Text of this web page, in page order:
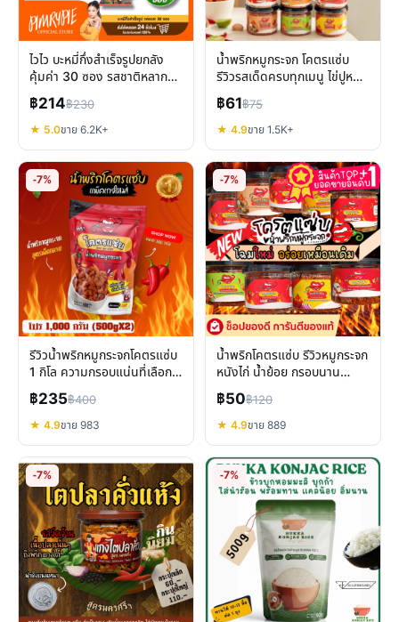
ไวไว บะหมี่กึ่งสำเร็จรูปยกลัง
คุ้มค่า 30 ซอง รสชาติหลาก
หลาย ตอบโจทย์ทุกมื้อ
฿214฿230
★ 5.0ขาย 6.2K+
น้ำพริกหมูกระจก โคตรแซ่บ
รีวิวรสเด็ดครบทุกเมนู ไข่ปูหนัง
ไก่กรอบ
฿61฿75
★ 4.9ขาย 1.5K+
-7%
รีวิวน้ำพริกหมูกระจกโคตรแซ่บ
1 กิโล ความกรอบแน่นที่เลือก
ได้
฿235฿400
★ 4.9ขาย 983
-7%
น้ำพริกโคตรแซ่บ รีวิวหมูกระจก
หนังไก่ น้ำย้อย กรอบนาน
หลากรส
฿50฿120
★ 4.9ขาย 889
-7% -7%